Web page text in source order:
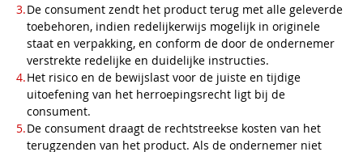
De consument zendt het product terug met alle geleverde
toebehoren, indien redelijkerwijs mogelijk in originele
staat en verpakking, en conform de door de ondernemer
verstrekte redelijke en duidelijke instructies.
Het risico en de bewijslast voor de juiste en tijdige
uitoefening van het herroepingsrecht ligt bij de
consument.
De consument draagt de rechtstreekse kosten van het
terugzenden van het product. Als de ondernemer niet